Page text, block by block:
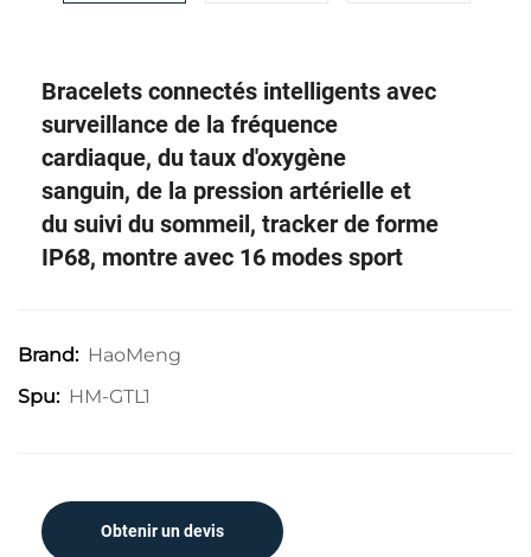
Bracelets connectés intelligents avec
surveillance de la fréquence
cardiaque, du taux d'oxygène
sanguin, de la pression artérielle et
du suivi du sommeil, tracker de forme
IP68, montre avec 16 modes sport
Brand: HaoMeng
Spu: HM-GTL1
Obtenir un devis